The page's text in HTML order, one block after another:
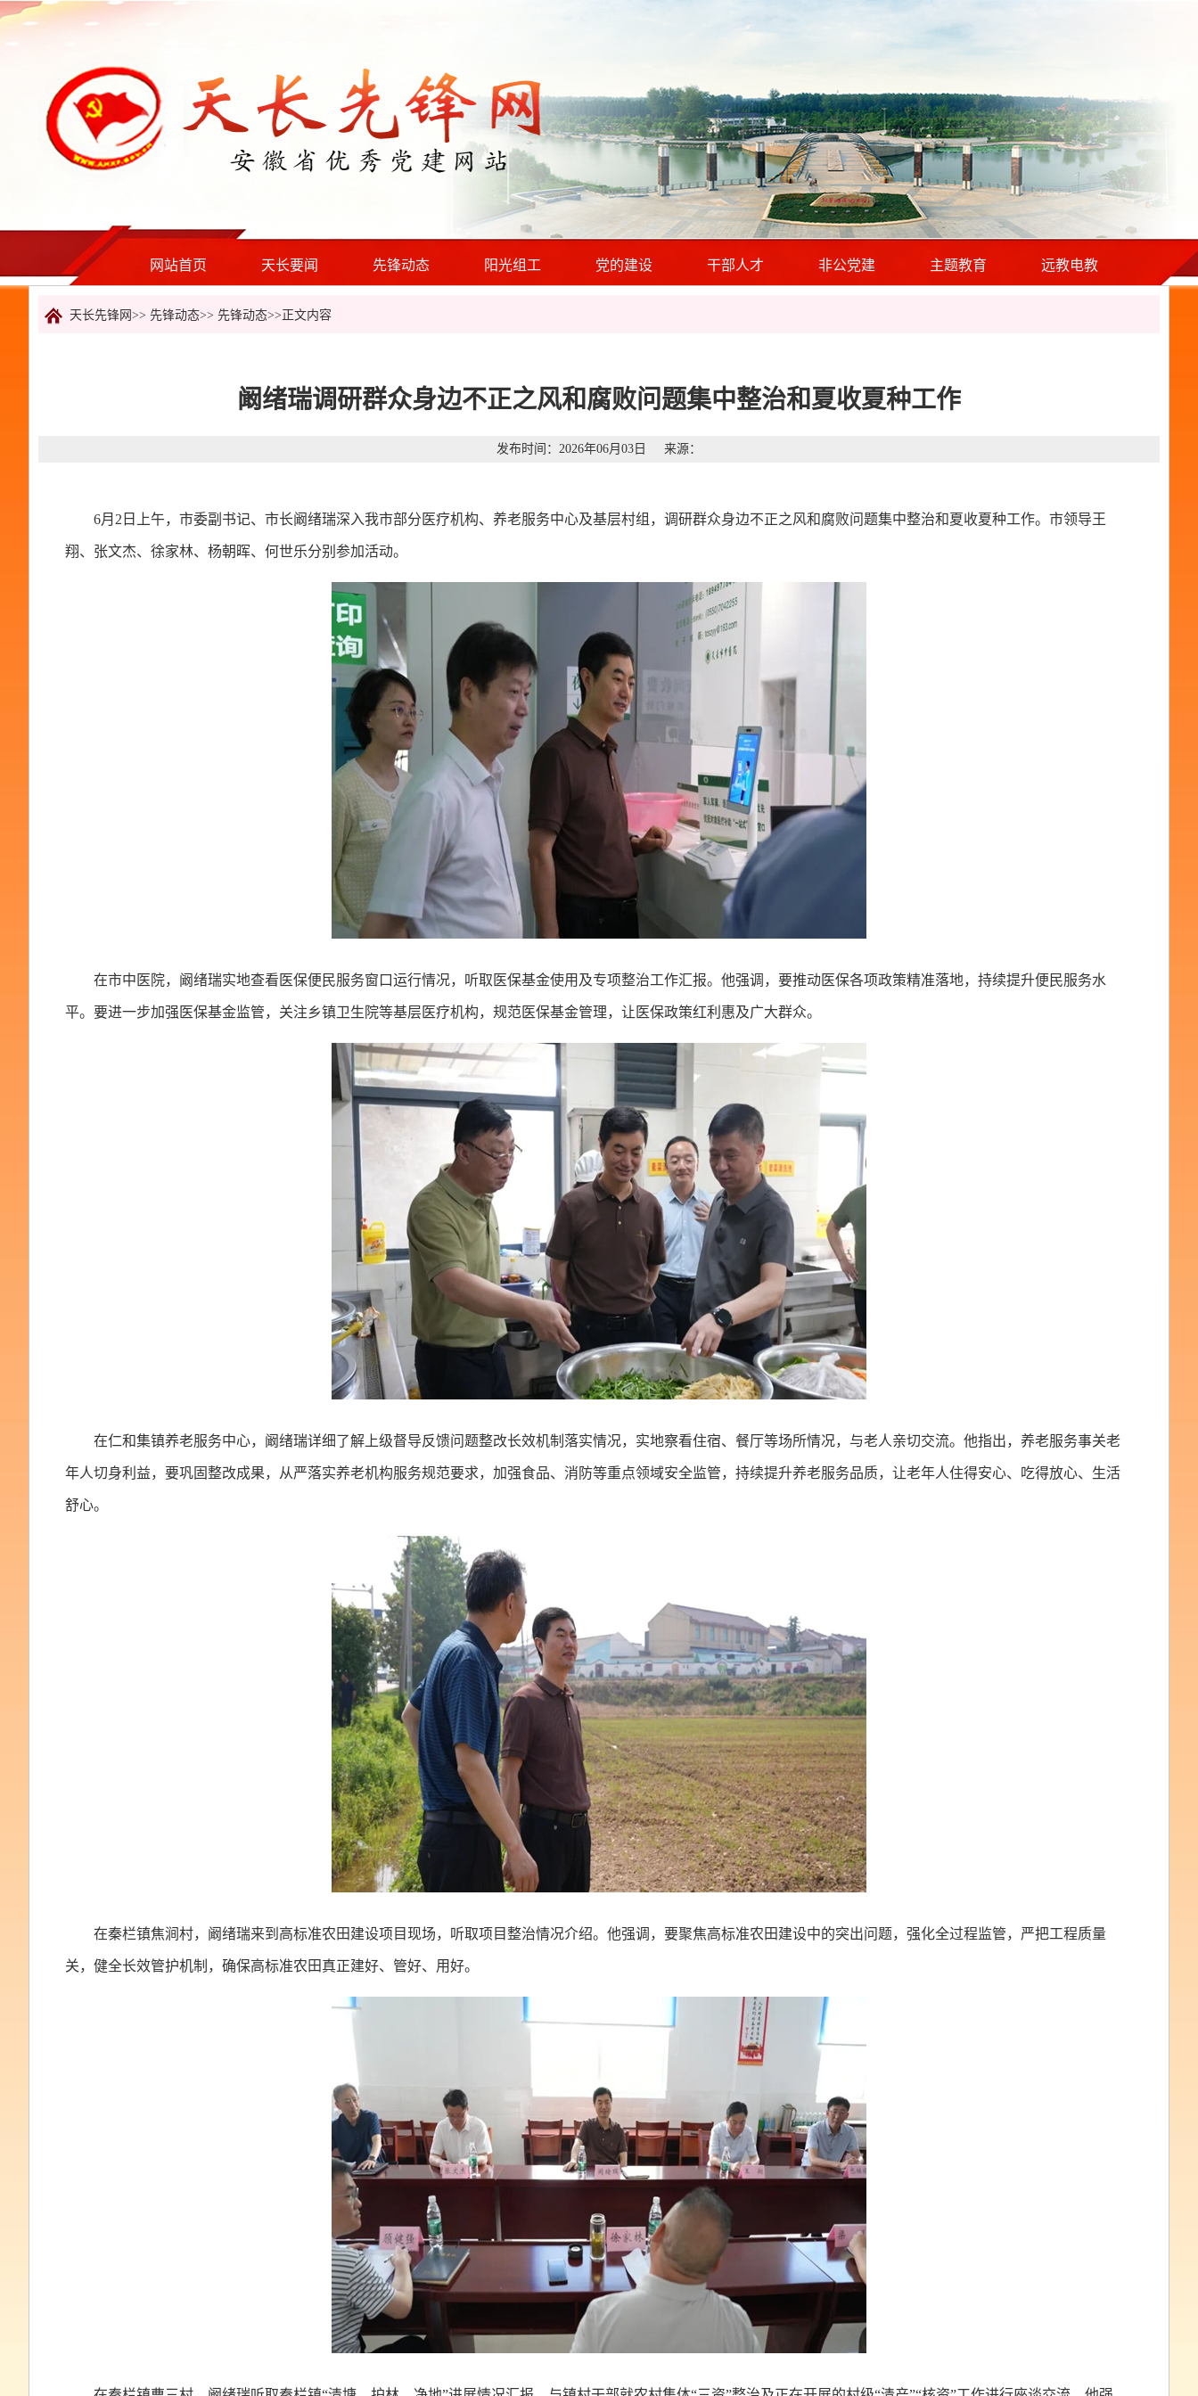
网站首页 天长要闻 先锋动态 阳光组工 党的建设 干部人才 非公党建 主题教育 远教电教
天长先锋网>> 先锋动态>> 先锋动态>>正文内容
阚绪瑞调研群众身边不正之风和腐败问题集中整治和夏收夏种工作
发布时间：2026年06月03日 来源：
6月2日上午，市委副书记、市长阚绪瑞深入我市部分医疗机构、养老服务中心及基层村组，调研群众身边不正之风和腐败问题集中整治和夏收夏种工作。市领导王
翔、张文杰、徐家林、杨朝晖、何世乐分别参加活动。
在市中医院，阚绪瑞实地查看医保便民服务窗口运行情况，听取医保基金使用及专项整治工作汇报。他强调，要推动医保各项政策精准落地，持续提升便民服务水
平。要进一步加强医保基金监管，关注乡镇卫生院等基层医疗机构，规范医保基金管理，让医保政策红利惠及广大群众。
在仁和集镇养老服务中心，阚绪瑞详细了解上级督导反馈问题整改长效机制落实情况，实地察看住宿、餐厅等场所情况，与老人亲切交流。他指出，养老服务事关老
年人切身利益，要巩固整改成果，从严落实养老机构服务规范要求，加强食品、消防等重点领域安全监管，持续提升养老服务品质，让老年人住得安心、吃得放心、生活
舒心。
在秦栏镇焦涧村，阚绪瑞来到高标准农田建设项目现场，听取项目整治情况介绍。他强调，要聚焦高标准农田建设中的突出问题，强化全过程监管，严把工程质量
关，健全长效管护机制，确保高标准农田真正建好、管好、用好。